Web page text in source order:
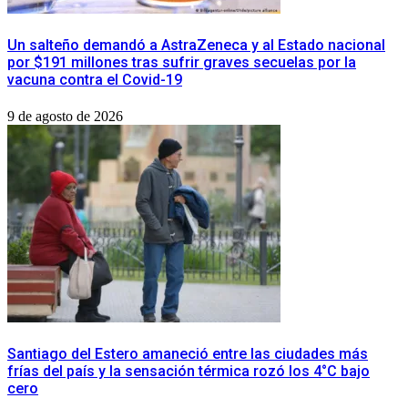
​Un salteño demandó a AstraZeneca y al Estado nacional
por $191 millones tras sufrir graves secuelas por la
vacuna contra el Covid-19
9 de agosto de 2026
​Santiago del Estero amaneció entre las ciudades más
frías del país y la sensación térmica rozó los 4°C bajo
cero